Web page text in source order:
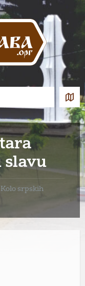
slavu
Kolo srpskih